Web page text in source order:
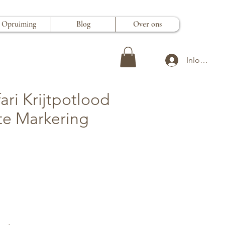
Opruiming Blog Over ons
Inloggen
Krijtpotlood
Markering